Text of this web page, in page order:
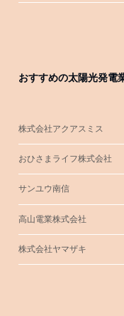
おすすめの太陽光発電
株式会社アクアスミス
おひさまライフ株式会社
サンユウ南信
高山電業株式会社
株式会社ヤマザキ